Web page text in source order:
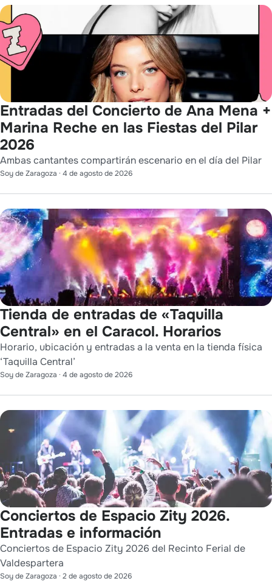
Entradas del Concierto de Ana Mena +
Marina Reche en las Fiestas del Pilar
2026
Ambas cantantes compartirán escenario en el día del Pilar
Soy de Zaragoza · 4 de agosto de 2026
Tienda de entradas de «Taquilla
Central» en el Caracol. Horarios
Horario, ubicación y entradas a la venta en la tienda física
‘Taquilla Central’
Soy de Zaragoza · 4 de agosto de 2026
Conciertos de Espacio Zity 2026.
Entradas e información
Conciertos de Espacio Zity 2026 del Recinto Ferial de
Valdespartera
Soy de Zaragoza · 2 de agosto de 2026